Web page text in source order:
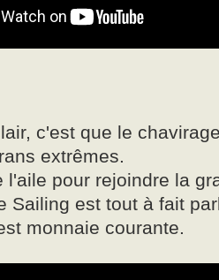
c'est que le
extrêmes.
l'aile pour rejoindre la
Sailing est tout à fait
monnaie courante.